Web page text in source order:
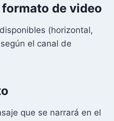
de video
(horizontal,
el canal de
que se narrará en el